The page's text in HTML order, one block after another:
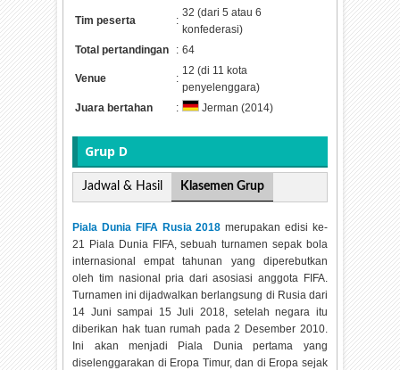
Tim peserta :
32 (dari 5 atau 6
konfederasi)
Total pertandingan
: 64
Venue :
12 (di 11 kota
penyelenggara)
Juara bertahan
: Jerman (2014)
Grup D
Jadwal & Hasil Klasemen Grup
Piala Dunia FIFA Rusia 2018 merupakan edisi ke-
21 Piala Dunia FIFA, sebuah turnamen sepak bola
internasional empat tahunan yang diperebutkan
oleh tim nasional pria dari asosiasi anggota FIFA.
Turnamen ini dijadwalkan berlangsung di Rusia dari
14 Juni sampai 15 Juli 2018, setelah negara itu
diberikan hak tuan rumah pada 2 Desember 2010.
Ini akan menjadi Piala Dunia pertama yang
diselenggarakan di Eropa Timur, dan di Eropa sejak